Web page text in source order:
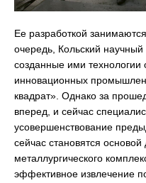
Ее разработкой
очередь, Кольский
созданные ими технологии
инновационных
квадрат». Однако за
вперед, и сейчас
усовершенствование
сейчас становятся
металлургического
эффективное извлечение